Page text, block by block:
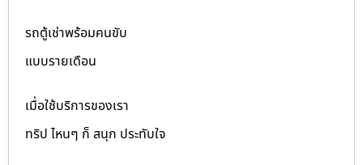
รถตู้เช่าพร้อมคนขับ
แบบรายเดือน
เมื่อใช้บริการของเรา
ทริป ไหนๆ ก็ สนุก ประทับใจ